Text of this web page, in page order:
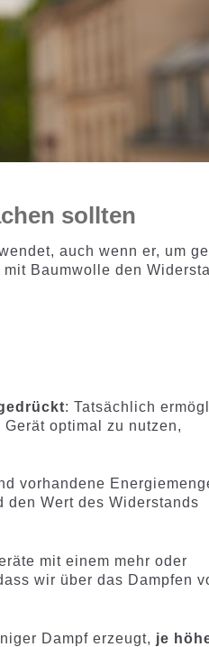
sollten
auch wenn er, um
Baumwolle den
: Tatsächlich
optimal zu nutzen,
vorhandene
den Wert des Widerstands
mit einem mehr oder
wir über das Dampfen
Dampf erzeugt, je